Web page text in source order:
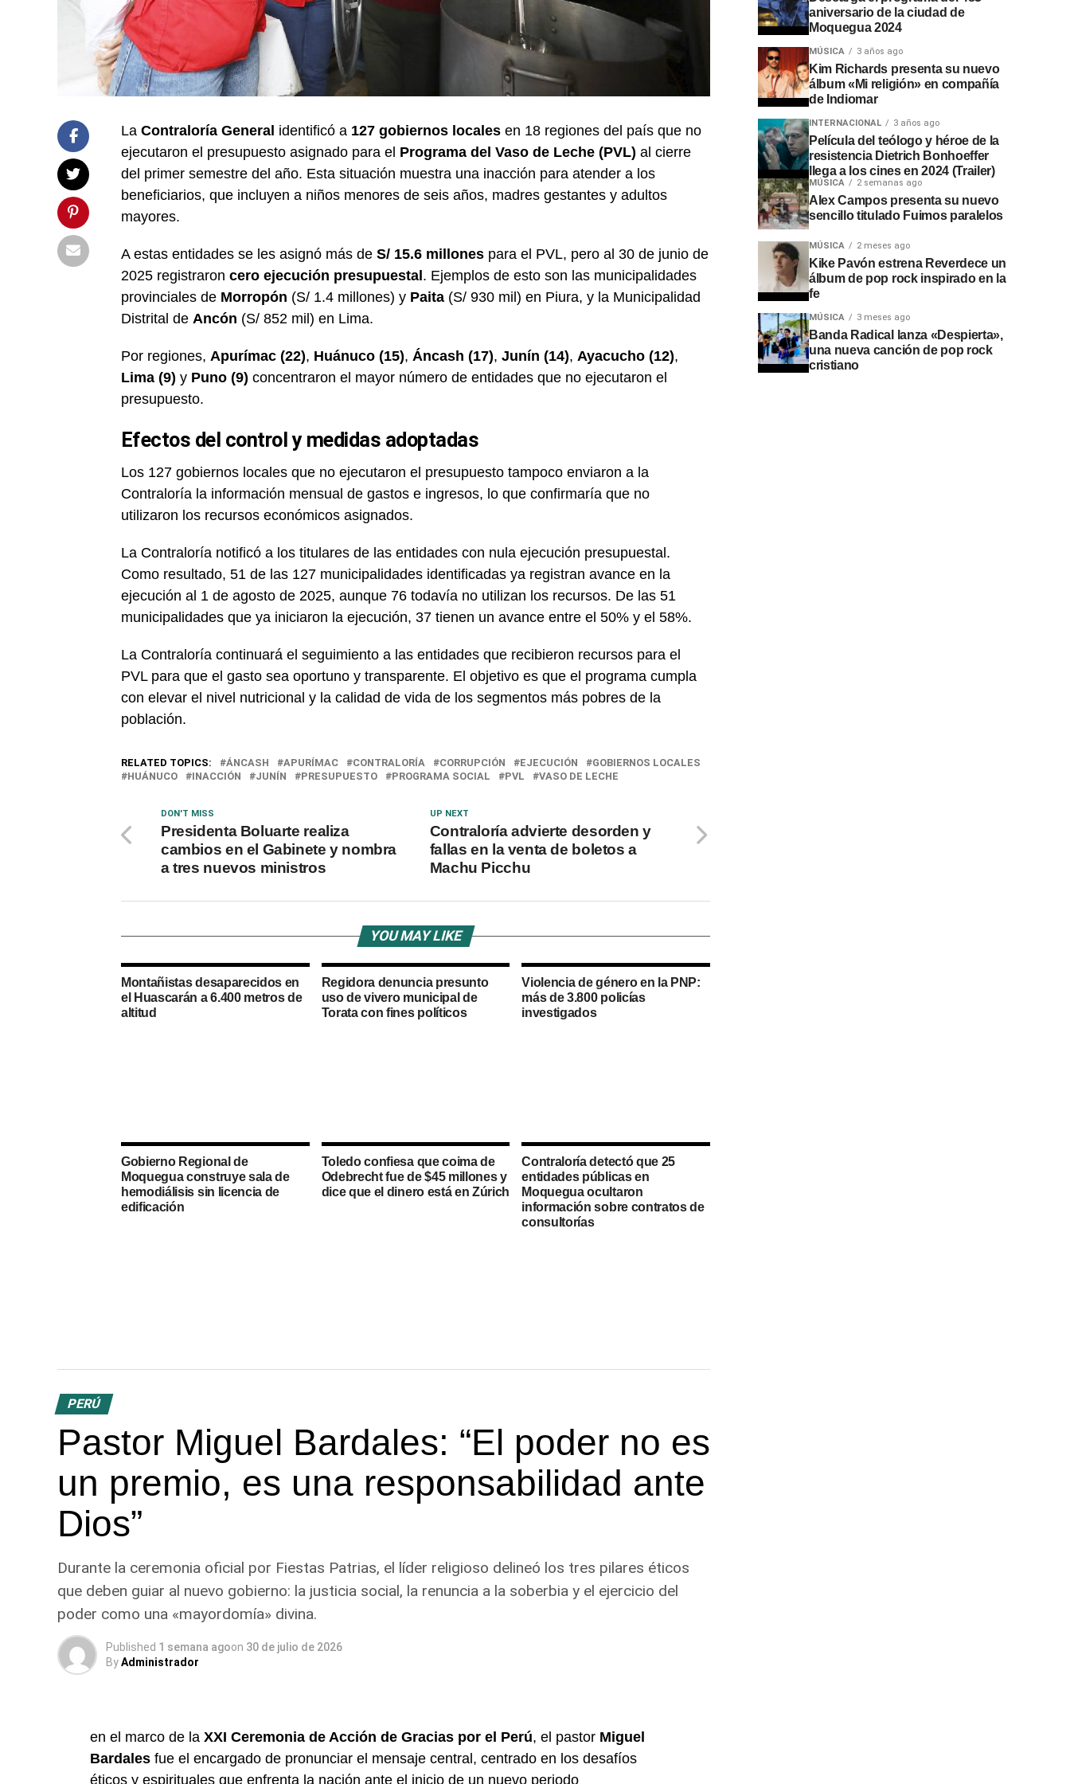
La Contraloría General identificó a 127 gobiernos locales en 18 regiones del país que no
ejecutaron el presupuesto asignado para el Programa del Vaso de Leche (PVL) al cierre
del primer semestre del año. Esta situación muestra una inacción para atender a los
beneficiarios, que incluyen a niños menores de seis años, madres gestantes y adultos
mayores.
A estas entidades se les asignó más de S/ 15.6 millones para el PVL, pero al 30 de junio de
2025 registraron cero ejecución presupuestal . Ejemplos de esto son las municipalidades
provinciales de Morropón (S/ 1.4 millones) y Paita (S/ 930 mil) en Piura, y la Municipalidad
Distrital de Ancón (S/ 852 mil) en Lima.
Por regiones, Apurímac (22), Huánuco (15), Áncash (17), Junín (14), Ayacucho (12),
Lima (9) y Puno (9) concentraron el mayor número de entidades que no ejecutaron el
presupuesto.
Efectos del control y medidas adoptadas
Los 127 gobiernos locales que no ejecutaron el presupuesto tampoco enviaron a la
Contraloría la información mensual de gastos e ingresos, lo que confirmaría que no
utilizaron los recursos económicos asignados.
La Contraloría notificó a los titulares de las entidades con nula ejecución presupuestal.
Como resultado, 51 de las 127 municipalidades identificadas ya registran avance en la
ejecución al 1 de agosto de 2025, aunque 76 todavía no utilizan los recursos. De las 51
municipalidades que ya iniciaron la ejecución, 37 tienen un avance entre el 50% y el 58%.
La Contraloría continuará el seguimiento a las entidades que recibieron recursos para el
PVL para que el gasto sea oportuno y transparente. El objetivo es que el programa cumpla
con elevar el nivel nutricional y la calidad de vida de los segmentos más pobres de la
población.
RELATED TOPICS: ÁNCASH APURÍMAC CONTRALORÍA CORRUPCIÓN EJECUCIÓN
GOBIERNOS LOCALES
HUÁNUCO
INACCIÓN JUNÍN PRESUPUESTO PROGRAMA SOCIAL PVL VASO DE LECHE
UP NEXT
Contraloría advierte desorden y
fallas en la venta de boletos a
Machu Picchu
DON'T MISS
Presidenta Boluarte realiza
cambios en el Gabinete y nombra
a tres nuevos ministros
YOU MAY LIKE
Montañistas desaparecidos en
el Huascarán a 6.400 metros de
altitud
Regidora denuncia presunto
uso de vivero municipal de
Torata con fines políticos
Violencia de género en la PNP:
más de 3.800 policías
investigados
Gobierno Regional de
Moquegua construye sala de
hemodiálisis sin licencia de
edificación
Toledo confiesa que coima de
Odebrecht fue de $45 millones y
dice que el dinero está en Zúrich
Contraloría detectó que 25
entidades públicas en
Moquegua ocultaron
información sobre contratos de
consultorías
PERÚ
Pastor Miguel Bardales: “El poder no es
un premio, es una responsabilidad ante
Dios”
Durante la ceremonia oficial por Fiestas Patrias, el líder religioso delineó los tres pilares éticos
que deben guiar al nuevo gobierno: la justicia social, la renuncia a la soberbia y el ejercicio del
poder como una «mayordomía» divina.
Published 1 semana agoon 30 de julio de 2026
ByAdministrador
en el marco de la XXI Ceremonia de Acción de Gracias por el Perú, el pastor Miguel
Bardales fue el encargado de pronunciar el mensaje central, centrado en los desafíos
éticos y espirituales que enfrenta la nación ante el inicio de un nuevo periodo
aniversario de la ciudad de
Moquegua 2024
MÚSICA 3 años ago
Kim Richards presenta su nuevo
álbum «Mi religión» en compañía
de Indiomar
INTERNACIONAL 3 años ago
Película del teólogo y héroe de la
resistencia Dietrich Bonhoeffer
llega a los cines en 2024 (Trailer)
MÚSICA 2 semanas ago
Alex Campos presenta su nuevo
sencillo titulado Fuimos paralelos
MÚSICA 2 meses ago
Kike Pavón estrena Reverdece un
álbum de pop rock inspirado en la
fe
MÚSICA 3 meses ago
Banda Radical lanza «Despierta»,
una nueva canción de pop rock
cristiano